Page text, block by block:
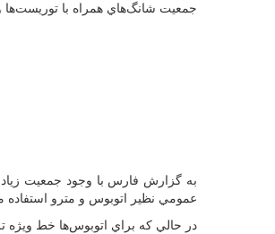
جمعيت شانگ‌هاي همراه با توريست‌ها و
به گزارش فارس با وجود جمعيت
عمومي نظير اتوبوس و مترو استفاده
در حالي كه براي اتوبوس‌ها خط ويژه‌